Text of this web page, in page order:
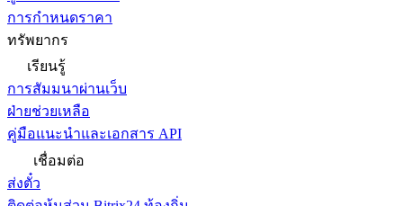
การกำหนดราคา
ทรัพยากร
เรียนรู้
การสัมมนาผ่านเว็บ
ฝ่ายช่วยเหลือ
คู่มือแนะนำและเอกสาร API
เชื่อมต่อ
ส่งตั๋ว